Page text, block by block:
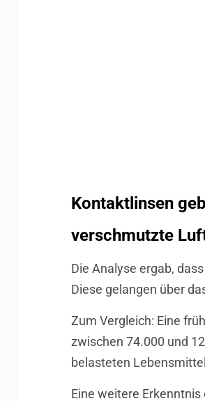
Kontaktlinsen
verschmutzte
Die Analyse ergab,
Diese gelangen über
Zum Vergleich: Eine
zwischen 74.000 und
belasteten
Eine weitere